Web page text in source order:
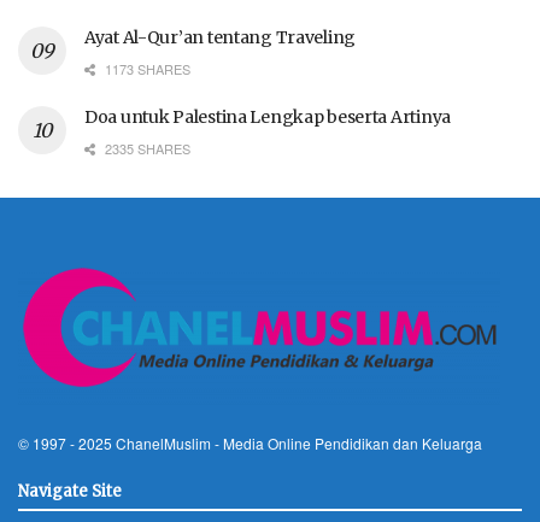
Ayat Al-Qur’an tentang Traveling
1173 SHARES
Doa untuk Palestina Lengkap beserta Artinya
2335 SHARES
© 1997 - 2025 ChanelMuslim - Media Online Pendidikan dan Keluarga
Navigate Site